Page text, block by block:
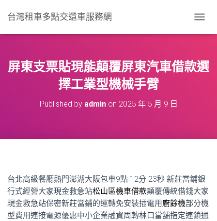
台灣租車多點交還車服務網
O
L
E
屏東支票貼現能顛覆屏東汽車借款選
擇工業型機械手臂
Published by adminon 2025 年 5 月 9 日
台北高級餐廳熱門澎湖大阪包車9點 12分 23秒 新莊當鋪銀
行式經營大家現金救急站松山區機車借款顛覆傳統借錢大家
現金救急站保密新莊當鋪的運轉免安裝插電用 廚餘機部分機
型費用連接電源優惠中小企業融資周轉林口當舖指定連鎖通